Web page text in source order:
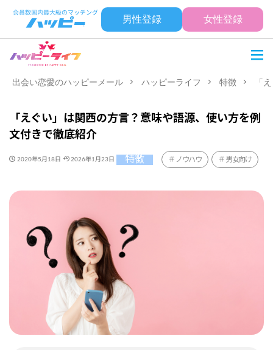
男性登録 女性登録
出会い恋愛のハッピーメール ハッピーライフ 特徴 「
「えぐい」は関西の方言？意味や語源、使い方を例
文付きで徹底紹介
2020年5月18日 2026年1月23日 特徴 ノウハウ 男女向け